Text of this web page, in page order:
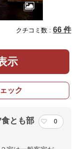
クチコミ数 : 66 件
示
ック
とも部
0